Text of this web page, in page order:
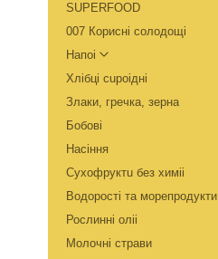
SUPERFOOD
007 Кориснi солодощi
Напоi
Хлiбцi сuроiднi
Злаки, гречка, зерна
Бобовi
Насiння
Сухофруктu без химii
Водоростi та морепродукти
Рослиннi олii
Молочнi страви